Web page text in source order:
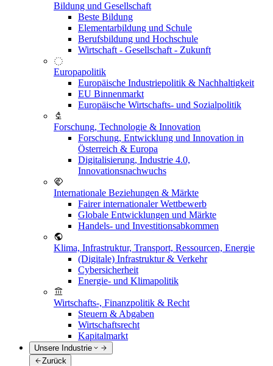
Bildung und Gesellschaft
Beste Bildung
Elementarbildung und Schule
Berufsbildung und Hochschule
Wirtschaft - Gesellschaft - Zukunft
Europapolitik
Europäische Industriepolitik & Nachhaltigkeit
EU Binnenmarkt
Europäische Wirtschafts- und Sozialpolitik
Forschung, Technologie & Innovation
Forschung, Entwicklung und Innovation in
Österreich & Europa
Digitalisierung, Industrie 4.0,
Innovationsnachwuchs
Internationale Beziehungen & Märkte
Fairer internationaler Wettbewerb
Globale Entwicklungen und Märkte
Handels- und Investitionsabkommen
Klima, Infrastruktur, Transport, Ressourcen, Energie
(Digitale) Infrastruktur & Verkehr
Cybersicherheit
Energie- und Klimapolitik
Wirtschafts-, Finanzpolitik & Recht
Steuern & Abgaben
Wirtschaftsrecht
Kapitalmarkt
Unsere Industrie
Zurück